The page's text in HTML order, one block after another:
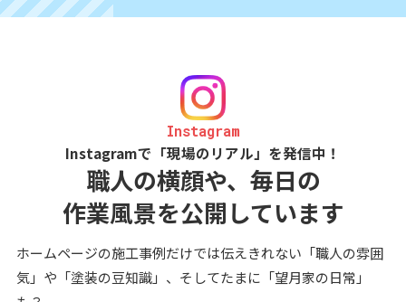
Instagram
Instagramで「現場のリアル」を発信中！
職人の横顔や、毎日の
作業風景を公開しています
ホームページの施工事例だけでは伝えきれない「職人の雰囲
気」や「塗装の豆知識」、そしてたまに「望月家の日常」